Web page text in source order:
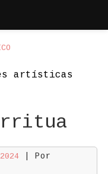
artísticas
| Por